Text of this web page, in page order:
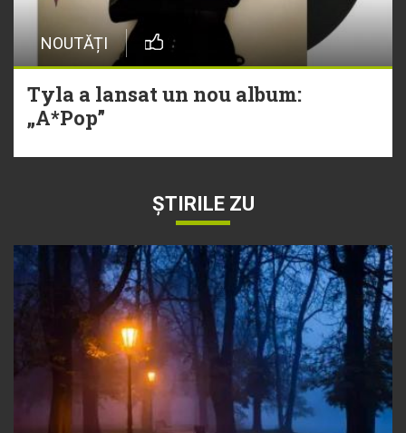
NOUTĂȚI
Tyla a lansat un nou album:
„A*Pop”
ȘTIRILE ZU